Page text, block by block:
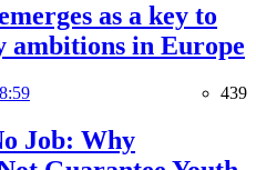
as a key to
ambitions in Europe
439
Job: Why